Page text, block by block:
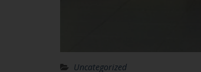
navigation
ke MAN IC Pekalongan